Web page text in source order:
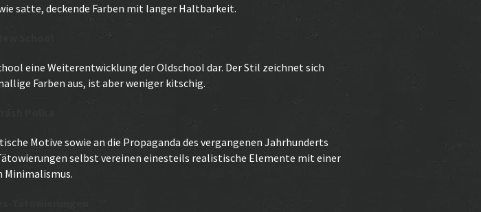
satte, deckende Farben mit langer Haltbarkeit.
eine Weiterentwicklung der Oldschool dar. Der Stil zeichnet sich
Farben aus, ist aber weniger kitschig.
Motive sowie an die Propaganda des vergangenen Jahrhunderts
selbst vereinen einesteils realistische Elemente mit einer
Minimalismus.